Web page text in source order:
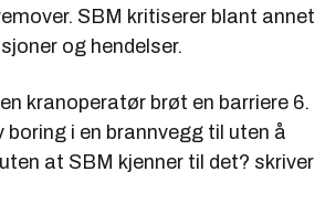
SBM kritiserer blant annet
og hendelser.
kranoperatør brøt en barriere 6.
i en brannvegg til uten å
at SBM kjenner til det? skriver